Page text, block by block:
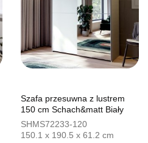
Szafa przesuwna z lustrem
150 cm Schach&matt Biały
SHMS72233-120
150.1 x 190.5 x 61.2 cm